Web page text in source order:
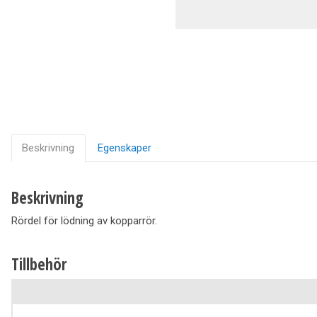
Beskrivning Egenskaper
Beskrivning
Rördel för lödning av kopparrör.
Tillbehör